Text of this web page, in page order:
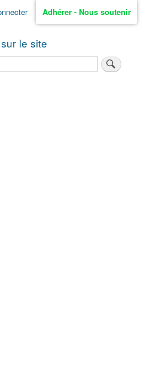
Adhérer - Nous soutenir
le site